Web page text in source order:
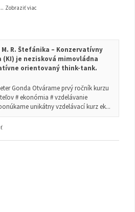
... Zobraziť viac
R. Štefánika – Konzervatívny
je nezisková mimovládna
orientovaný think-tank.
Gonda Otvárame prvý ročník kurzu
# ekonómia # vzdelávanie
unikátny vzdelávací kurz ek...